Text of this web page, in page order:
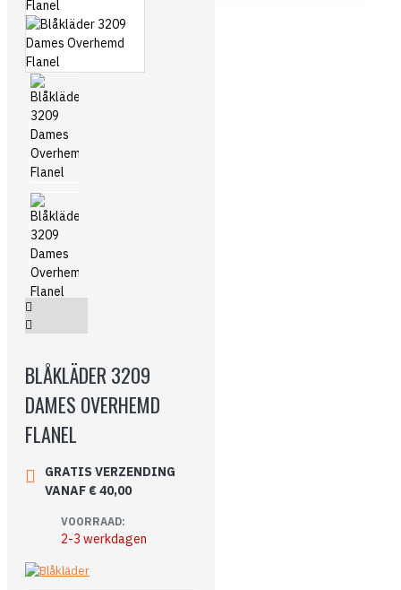
BLÅKLÄDER 3209
DAMES OVERHEMD
FLANEL
GRATIS VERZENDING
VANAF € 40,00
VOORRAAD:
2-3 werkdagen